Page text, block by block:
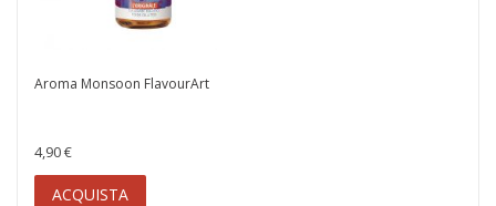
Aroma Monsoon FlavourArt
4,90 €
ACQUISTA